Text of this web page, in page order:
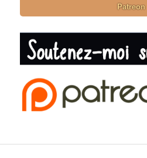
Patreon